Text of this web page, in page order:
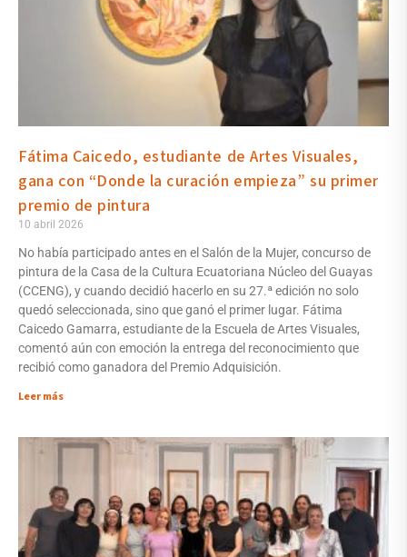
Fátima Caicedo, estudiante de Artes Visuales,
gana con “Donde la curación empieza” su primer
premio de pintura
10 abril 2026
No había participado antes en el Salón de la Mujer, concurso de
pintura de la Casa de la Cultura Ecuatoriana Núcleo del Guayas
(CCENG), y cuando decidió hacerlo en su 27.ª edición no solo
quedó seleccionada, sino que ganó el primer lugar. Fátima
Caicedo Gamarra, estudiante de la Escuela de Artes Visuales,
comentó aún con emoción la entrega del reconocimiento que
recibió como ganadora del Premio Adquisición.
Leer más